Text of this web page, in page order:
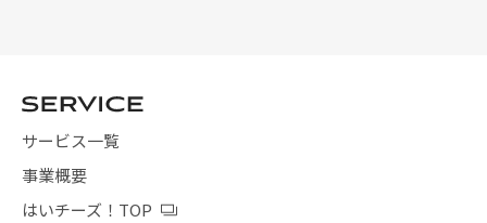
サービス一覧
事業概要
はいチーズ！TOP